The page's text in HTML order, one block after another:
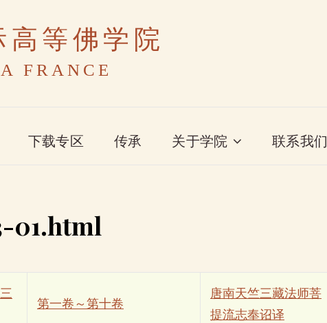
高等佛学院
FRANCE
下载专区 传承 关于学院 联系我们
01.html
第一卷～第十卷
唐南天竺三藏法师菩
提流志奉诏译